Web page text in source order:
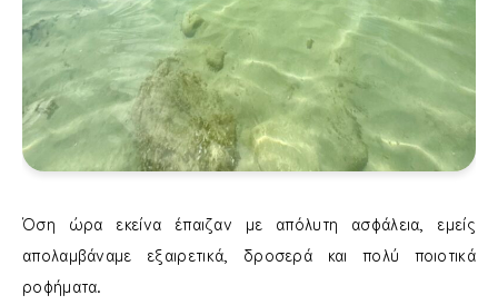
Όση ώρα εκείνα έπαιζαν με απόλυτη ασφάλεια, εμείς
απολαμβάναμε εξαιρετικά, δροσερά και πολύ ποιοτικά
ροφήματα.